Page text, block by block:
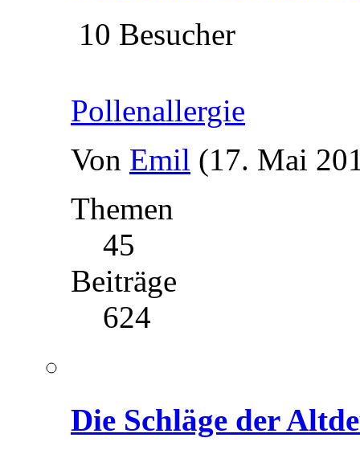
10 Besucher
Pollenallergie
Von Emil (17. Mai
Themen
45
Beiträge
624
Die Schläge der